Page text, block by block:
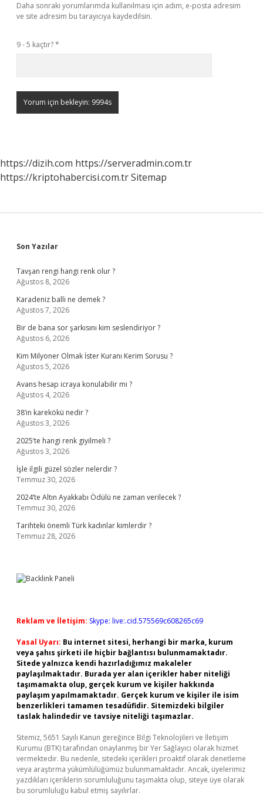
Daha sonraki yorumlarımda kullanılması için adım, e-posta adresim
ve site adresim bu tarayıcıya kaydedilsin.
9 - 5 kaçtır?*
https://dizih.com https://serveradmin.com.tr
https://kriptohabercisi.com.trSitemap
Sidebar
Son Yazılar
Tavşan rengi hangi renk olur ?
Ağustos 8, 2026
Karadeniz balli ne demek ?
Ağustos 7, 2026
Bir de bana sor şarkısını kim seslendiriyor ?
Ağustos 6, 2026
Kim Milyoner Olmak İster Kuranı Kerim Sorusu ?
Ağustos 5, 2026
Avans hesap icraya konulabilir mi ?
Ağustos 4, 2026
38’in karekökü nedir ?
Ağustos 3, 2026
2025’te hangi renk giyilmeli ?
Ağustos 3, 2026
İşle ilgili güzel sözler nelerdir ?
Temmuz 30, 2026
2024’te Altın Ayakkabı Ödülü ne zaman verilecek ?
Temmuz 30, 2026
Tarihteki önemli Türk kadınlar kimlerdir ?
Temmuz 28, 2026
Reklam ve İletişim: Skype: live:.cid.575569c608265c69
Yasal Uyarı: Bu internet sitesi, herhangi bir marka, kurum
veya şahıs şirketi ile hiçbir bağlantısı bulunmamaktadır.
Sitede yalnızca kendi hazırladığımız makaleler
paylaşılmaktadır. Burada yer alan içerikler haber niteliği
taşımamakta olup, gerçek kurum ve kişiler hakkında
paylaşım yapılmamaktadır. Gerçek kurum ve kişiler ile isim
benzerlikleri tamamen tesadüfidir. Sitemizdeki bilgiler
taslak halindedir ve tavsiye niteliği taşımazlar.
Sitemiz, 5651 Sayılı Kanun gereğince Bilgi Teknolojileri ve İletişim
Kurumu (BTK) tarafından onaylanmış bir Yer Sağlayıcı olarak hizmet
vermektedir. Bu nedenle, sitedeki içerikleri proaktif olarak denetleme
veya araştırma yükümlülüğümüz bulunmamaktadır. Ancak, üyelerimiz
yazdıkları içeriklerin sorumluluğunu taşımakta olup, siteye üye olarak
bu sorumluluğu kabul etmiş sayılırlar.